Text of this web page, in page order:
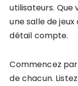
utilisateurs. Que
une salle de
détail compte.
Commencez par
de chacun.